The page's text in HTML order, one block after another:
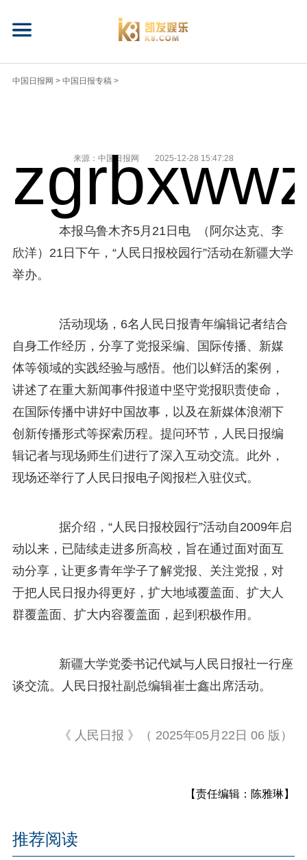
中国日报网 > 中国日报专稿 >
来源：中国日报网 2025-12-28 15:47:28
本报乌鲁木齐5月21日电 （阿尔达克、李
欣洋）21日下午，“人民日报校园行”活动在新疆大学
举办。
活动现场，6名人民日报青年编辑记者结合
自身工作经历，分享了党报采编、国际传播、新媒
体等领域的实践经验与感悟。他们以鲜活的案例，
讲述了在重大新闻事件报道中坚守党报职责使命，
在国际传播中讲好中国故事，以及在新媒体浪潮下
创新传播形式等探索历程。提问环节，人民日报编
辑记者与现场师生们进行了深入互动交流。此外，
现场还举行了人民日报电子阅报栏入驻仪式。
据介绍，“人民日报校园行”活动自2009年启
动以来，已陆续走进多所高校，旨在通过面对面互
动分享，让更多青年学子了解党报、关注党报，对
于把人民日报办得更好，扩大地域覆盖面、扩大人
群覆盖面、扩大内容覆盖面，起到积极作用。
新疆大学党委书记代斌与人民日报社一行座
谈交流。人民日报社副总编辑崔士鑫出席活动。
《 人民日报 》（ 2025年05月22日 06 版）
【责任编辑：陈雅琳】
推荐阅读